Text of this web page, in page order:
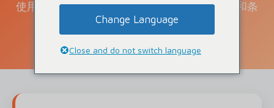
使用我们的平台，即表示您同意接受这些条款和条
件的约束。.
Change Language
Close and do not switch language